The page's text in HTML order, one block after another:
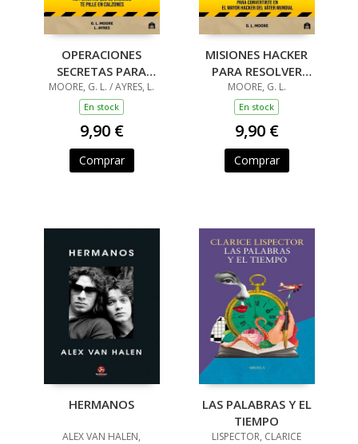
OPERACIONES
SECRETAS PARA
RESOLVER MIENTRAS
HACES CACA
MOORE, G. L. / AYRES, L.
En stock
9,90 €
Comprar
MISIONES HACKER
PARA RESOLVER
MIENTRAS HACES
CACA
MOORE, G. L.
En stock
9,90 €
Comprar
HERMANOS
ALEX VAN HALEN,
LAS PALABRAS Y EL
TIEMPO
LISPECTOR, CLARICE